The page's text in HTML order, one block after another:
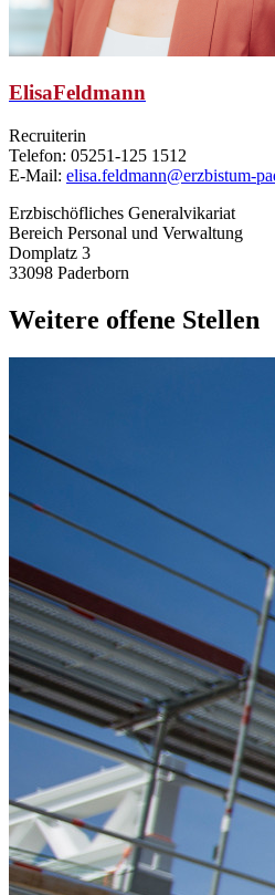
ElisaFeldmann
Recruiterin
Telefon: 05251-125 1512
E-Mail: elisa.feldmann@erzbistum-
Erzbischöfliches Generalvikariat
Bereich Personal und Verwaltung
Domplatz 3
33098 Paderborn
Weitere offene Stellen